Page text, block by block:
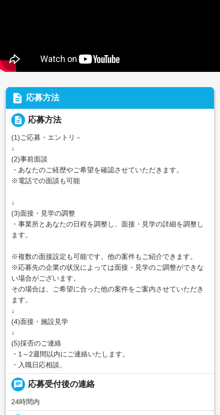
description 応募方法
description 応募方法
(1)ご応募・エントリ－
↓
(2)事前面談
・あなたのご経歴やご希望を確認させていただきます。
※電話での面談も可能
↓
(3)面接・見学の調整
・事業所とあなたの日程を調整し、面接・見学の詳細を調整し
ます。
※複数の面接設定も可能です。他の案件もご紹介できます。
※応募先の企業の状況によっては面接・見学のご調整ができな
い場合がございます。
その場合は、ご希望に合った他の案件をご案内させていただき
ます。
↓
(4)面接・施設見学
↓
(5)採否のご連絡
・1～2週間以内にご連絡いたします。
・入職日応相談。
chat 応募受付後の連絡
24時間内